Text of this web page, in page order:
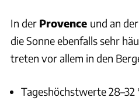
In der Provence und an der
die Sonne ebenfalls sehr
treten vor allem in den
Tageshöchstwerte 28–32